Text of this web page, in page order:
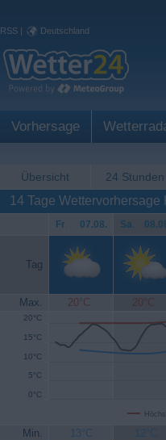
RSS | Deutschland
Vorhersage
Übersicht 24 Stunden
14 Tage Wettervorhersage
Fr. 07.08. Sa.
Tag
Max. 20°C 20°C
0°C
5°C
10°C
15°C
20°C
Min. 13°C 12°C